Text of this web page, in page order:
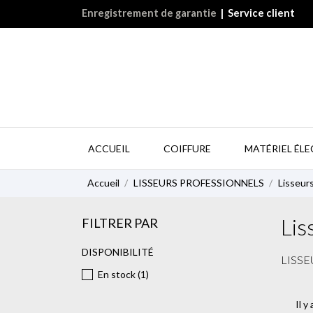
Enregistrement de garantie | Service client
ACCUEIL COIFFURE MATÉRIEL
Accueil LISSEURS PROFESSIONNELS
FILTRER PAR
DISPONIBILITÉ
En stock(1)
Il y